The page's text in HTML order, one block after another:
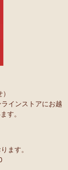
数再入荷！現
！
て
ンの技×アフリ
仕立て～キテ
ッポンの技×ア
て
ンの技×アフリカ
クウォーマー
。家族にプレセ
。
ッチング合うな
のご感想
ったのですが、
たくさん購入さ
りました。
インストアにお越
す。
ます。